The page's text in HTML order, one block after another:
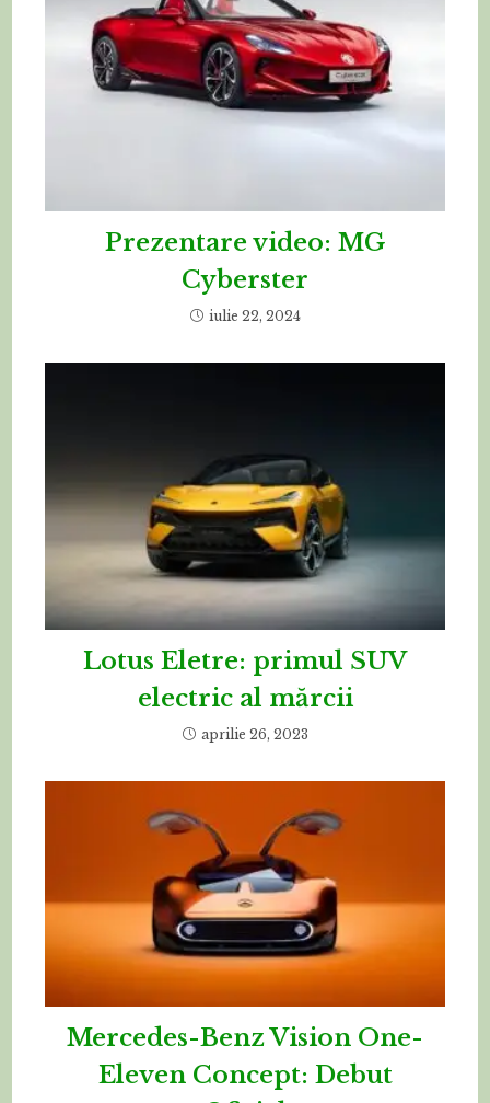
Prezentare video: MG
Cyberster
iulie 22, 2024
Lotus Eletre: primul SUV
electric al mărcii
aprilie 26, 2023
Mercedes-Benz Vision One-
Eleven Concept: Debut